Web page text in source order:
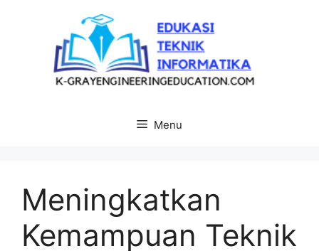
Menu
Meningkatkan
Kemampuan Teknik